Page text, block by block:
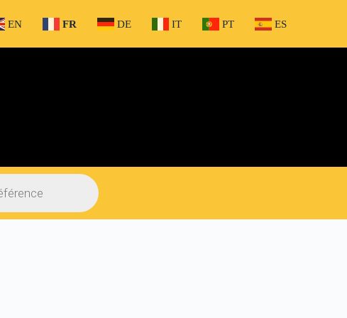
EN FR DE IT PT ES